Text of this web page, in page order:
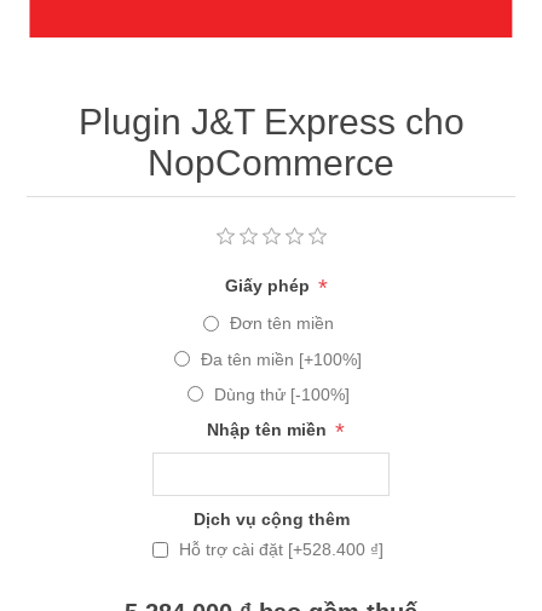
Plugin J&T Express cho
NopCommerce
Giấy phép *
Đơn tên miền
Đa tên miền [+100%]
Dùng thử [-100%]
Nhập tên miền *
Dịch vụ cộng thêm
Hỗ trợ cài đặt [+528.400 ₫]